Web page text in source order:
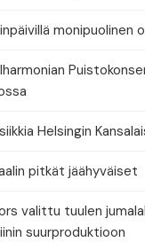
monipuolinen
Helsingin
pitkät jäähyväiset
valittu tuulen
suurproduktioon